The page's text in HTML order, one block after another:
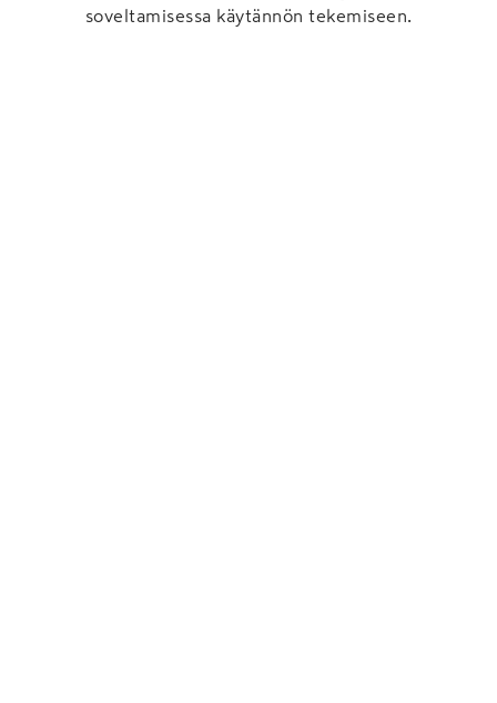
soveltamisessa käytännön tekemiseen.